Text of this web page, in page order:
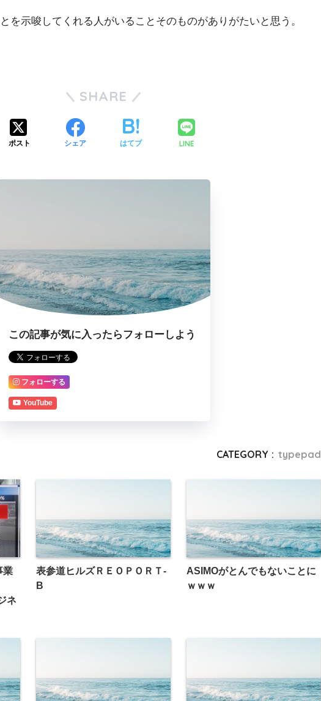
を示唆してくれる人がいることそのものがありがたいと思う。
SHARE
ポスト シェア はてブ LINE
この記事が気に入ったらフォローしよう
フォローする
YouTube
CATEGORY : typepad
業
ネ
表参道ヒルズＲＥＯＰＯＲＴ-
B
ASIMOがとんでもないことに
ｗｗｗ